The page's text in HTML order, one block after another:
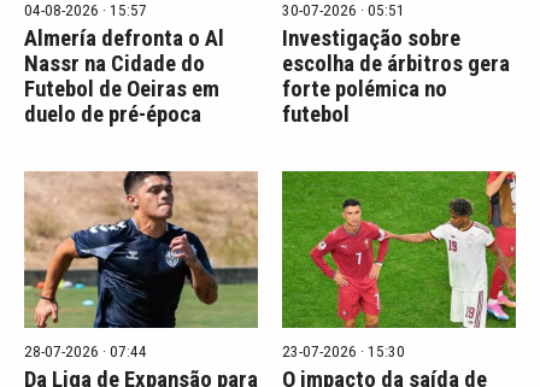
04-08-2026 · 15:57
Almería defronta o Al
Nassr na Cidade do
Futebol de Oeiras em
duelo de pré-época
30-07-2026 · 05:51
Investigação sobre
escolha de árbitros gera
forte polémica no
futebol
28-07-2026 · 07:44
Da Liga de Expansão para
23-07-2026 · 15:30
O impacto da saída de